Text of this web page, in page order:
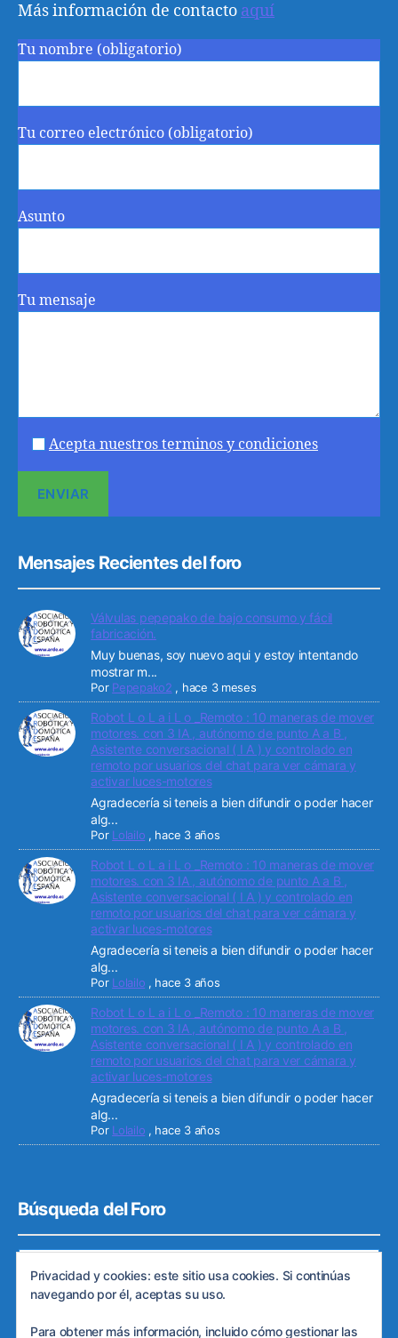
Más información de contacto aquí
Tu nombre (obligatorio)
Tu correo electrónico (obligatorio)
Asunto
Tu mensaje
Acepta nuestros terminos y condiciones
Mensajes Recientes del foro
Válvulas pepepako de bajo consumo y fácil
fabricación.
Muy buenas, soy nuevo aqui y estoy intentando
mostrar m...
Por Pepepako2 , hace 3 meses
Robot L o L a i L o _Remoto : 10 maneras de mover
motores. con 3 IA , autónomo de punto A a B ,
Asistente conversacional ( I A ) y controlado en
remoto por usuarios del chat para ver cámara y
activar luces-motores
Agradecería si teneis a bien difundir o poder hacer
alg...
Por Lolailo , hace 3 años
Robot L o L a i L o _Remoto : 10 maneras de mover
motores. con 3 IA , autónomo de punto A a B ,
Asistente conversacional ( I A ) y controlado en
remoto por usuarios del chat para ver cámara y
activar luces-motores
Agradecería si teneis a bien difundir o poder hacer
alg...
Por Lolailo , hace 3 años
Robot L o L a i L o _Remoto : 10 maneras de mover
motores. con 3 IA , autónomo de punto A a B ,
Asistente conversacional ( I A ) y controlado en
remoto por usuarios del chat para ver cámara y
activar luces-motores
Agradecería si teneis a bien difundir o poder hacer
alg...
Por Lolailo , hace 3 años
Búsqueda del Foro
Privacidad y cookies: este sitio usa cookies. Si continúas
navegando por él, aceptas su uso.
Para obtener más información, incluido cómo gestionar las